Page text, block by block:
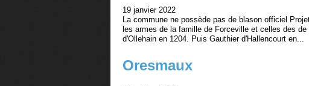
19 janvier 2022
La commune ne possède pas de blason officiel
les armes de la famille de Forceville et celles des
d'Ollehain en 1204. Puis Gauthier d'Hallencourt en...
Oresmaux